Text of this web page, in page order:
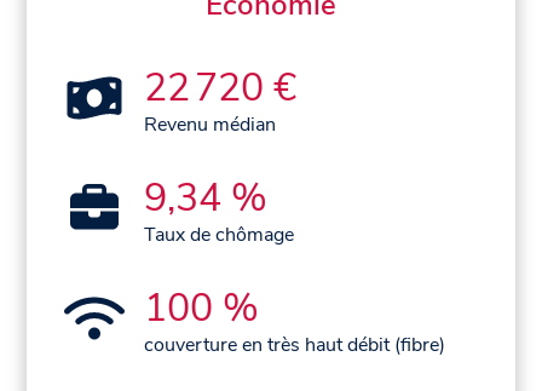
22 720 €
Revenu médian
9,34 %
Taux de chômage
100 %
couverture en très haut débit (fibre)